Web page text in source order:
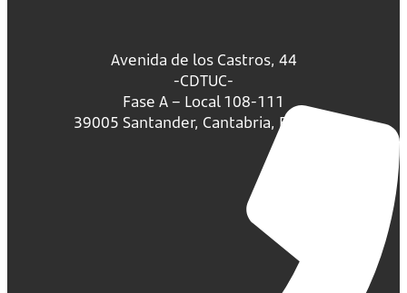
Avenida de los Castros, 44
-CDTUC-
Fase A – Local 108-111
39005 Santander, Cantabria, España.